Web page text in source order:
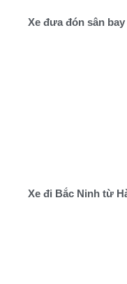
Xe đưa đón sân
Xe đi Bắc Ninh từ